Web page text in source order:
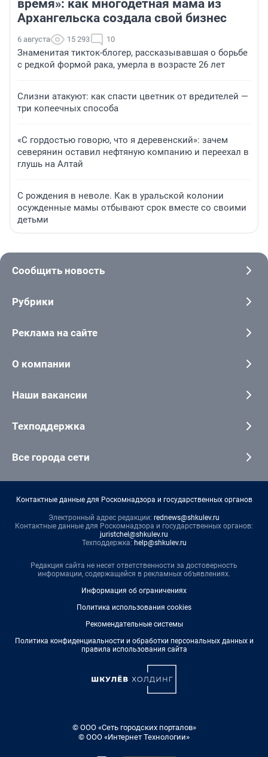
время»: как многодетная мама из
Архангельска создала свой бизнес
6 августа 15 293 10
Знаменитая тикток-блогер, рассказывавшая о борьбе
с редкой формой рака, умерла в возрасте 26 лет
Слизни атакуют: как спасти цветник от вредителей —
три копеечных способа
«С гордостью говорю, что я деревенский»: зачем
северянин оставил нефтяную компанию и переехал в
глушь на Алтай
С рождения в неволе. Как в уральской колонии
осужденные мамы отбывают срок вместе со своими
детьми
Сообщить новость
Рубрики
Реклама на сайте
О компании
Наши вакансии
Техподдержка
Все города сети
Контактные данные для Роскомнадзора и государственных органов
Электронный адрес редакции: rednews@shkulev.ru
Контактные данные для Роскомнадзора и государственных органов:
juristchel@shkulev.ru
Техподдержка: help@shkulev.ru
Редакция сайта не несет ответственности за достоверность
информации, содержащейся в рекламных объявлениях.
Информация об ограничениях
Политика использования cookies
Рекомендательные системы
Политика конфиденциальности и обработки персональных данных и
правила использования сайта
© ООО «Сеть городских порталов»
© ООО «Интернет Технологии»